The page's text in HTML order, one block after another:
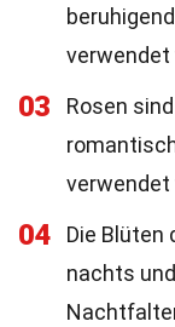
verwendet
03
Rosen
verwendet
04
Die Blüten
nachts